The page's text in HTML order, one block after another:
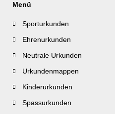
Menü
Sporturkunden
Ehrenurkunden
Neutrale Urkunden
Urkundenmappen
Kinderurkunden
Spassurkunden